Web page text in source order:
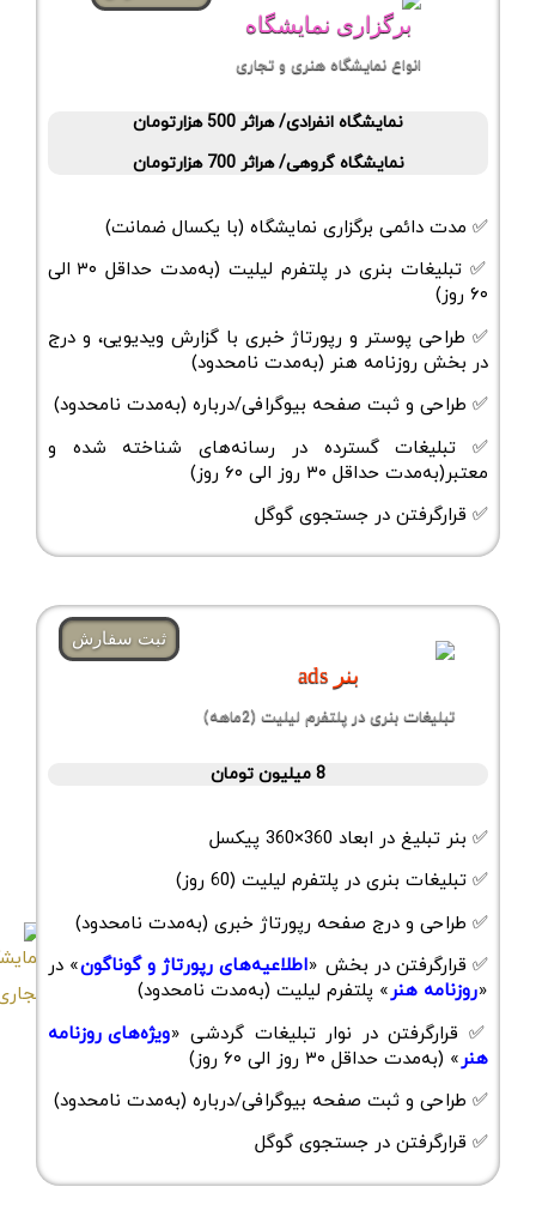
برگزاری نمایشگاه
انواع نمایشگاه هنری و تجاری
نمایشگاه انفرادی/ هراثر 500 هزارتومان
نمایشگاه گروهی/ هراثر 700 هزارتومان
✅ مدت دائمی برگزاری نمایشگاه (با یکسال ضمانت)
✅ تبلیغات بنری در پلتفرم لیلیت (به‌مدت حداقل ۳۰ الی
۶۰ روز)
✅ طراحی پوستر و رپورتاژ خبری با گزارش ویدیویی، و درج
در بخش روزنامه هنر (به‌مدت نامحدود)
✅ طراحی و ثبت صفحه بیوگرافی/درباره (به‌مدت نامحدود)
✅ تبلیغات گسترده در رسانه‌های شناخته شده و
معتبر(به‌مدت حداقل ۳۰ روز الی ۶۰ روز)
✅ قرارگرفتن در جستجوی گوگل
بنر ads
تبلیغات بنری در پلتفرم لیلیت (2ماهه)
ثبت سفارش
8 میلیون تومان
✅ بنر تبلیغ در ابعاد 360×360 پیکسل
✅ تبلیغات بنری در پلتفرم لیلیت (60 روز)
✅ طراحی و درج صفحه رپورتاژ خبری (به‌مدت نامحدود)
✅ قرارگرفتن در بخش «اطلاعیه‌های رپورتاژ و گوناگون» در
«روزنامه هنر» پلتفرم لیلیت (به‌مدت نامحدود)
✅ قرارگرفتن در نوار تبلیغات گردشی «ویژه‌های روزنامه
هنر » (به‌مدت حداقل ۳۰ روز الی ۶۰ روز)
✅ طراحی و ثبت صفحه بیوگرافی/درباره (به‌مدت نامحدود)
✅ قرارگرفتن در جستجوی گوگل